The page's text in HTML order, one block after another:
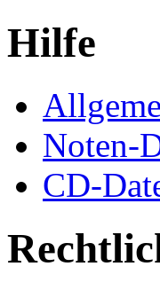
Hilfe
Noten-
CD-